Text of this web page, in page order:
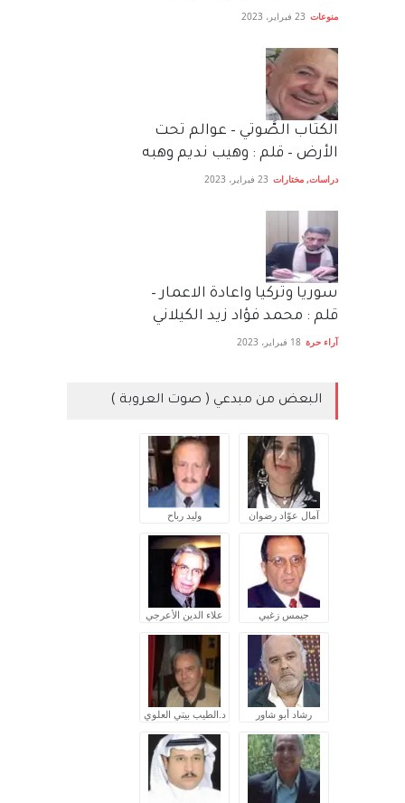
منوعات 23 فبراير، 2023
الكتاب الصَّوتي – عوالم تحت
الأرض – قلم : وهيب نديم وهبه
دراسات, مختارات 23 فبراير، 2023
سوريا وتركيا واعادة الاعمار –
قلم : محمد فؤاد زيد الكيلاني
آراء حرة 18 فبراير، 2023
البعض من مبدعي ( صوت العروبة )
آمال عوّاد رضوان وليد رباح
جيمس زغبي علاء الدين الأعرجي
رشاد أبو شاور د.الطيب بيتي العلوي